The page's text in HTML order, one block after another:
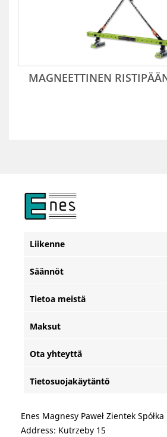
MAGNEETTINEN
Liikenne
Säännöt
Tietoa meistä
Maksut
Ota yhteyttä
Tietosuojakäytäntö
Enes Magnesy Paweł Zientek
Address: Kutrzeby 15